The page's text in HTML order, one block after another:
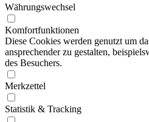
Währungswechsel
Komfortfunktionen
Diese Cookies werden genutzt um
ansprechender zu gestalten,
des Besuchers.
Merkzettel
Statistik & Tracking